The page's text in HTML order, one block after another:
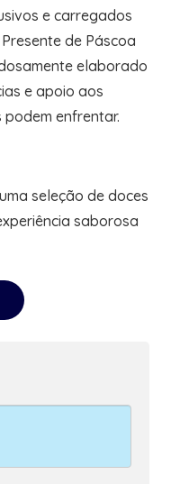
e carregados
de Páscoa
elaborado
e apoio aos
enfrentar.
seleção de doces
saborosa